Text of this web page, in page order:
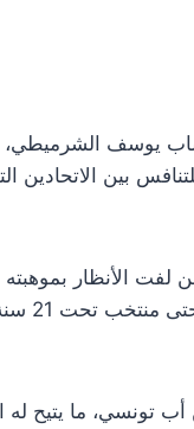
يوسف الشرميطي،
بين الاتحادين
الفترة الأخيرة من لفت
تونسي، ما يتيح له